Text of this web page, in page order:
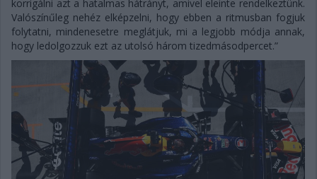
korrigálni azt a hatalmas hátrányt, amivel eleinte rendelkeztünk.
Valószínűleg nehéz elképzelni, hogy ebben a ritmusban fogjuk
folytatni, mindenesetre meglátjuk, mi a legjobb módja annak,
hogy ledolgozzuk ezt az utolsó három tizedmásodpercet.”